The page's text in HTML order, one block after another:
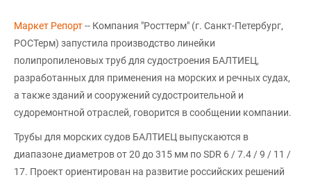
Маркет Репорт-- Компания "Росттерм" (г. Санкт-Петербург,
РОСТерм) запустила производство линейки
полипропиленовых труб для судостроения БАЛТИЕЦ,
разработанных для применения на морских и речных судах,
а также зданий и сооружений судостроительной и
судоремонтной отраслей, говорится в сообщении компании.
Трубы для морских судов БАЛТИЕЦ выпускаются в
диапазоне диаметров от 20 до 315 мм по SDR 6 / 7.4 / 9 / 11 /
17. Проект ориентирован на развитие российских решений